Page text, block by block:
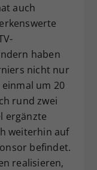
auch
haben
nicht nur
um 20
rund zwei
ergänzte
weiterhin auf
befindet.
realisieren,